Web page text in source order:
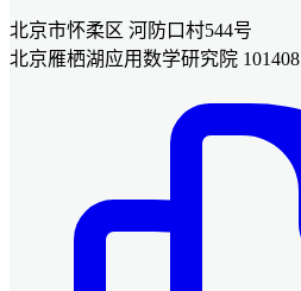
北京市怀柔区 河防口村544号
北京雁栖湖应用数学研究院 101408